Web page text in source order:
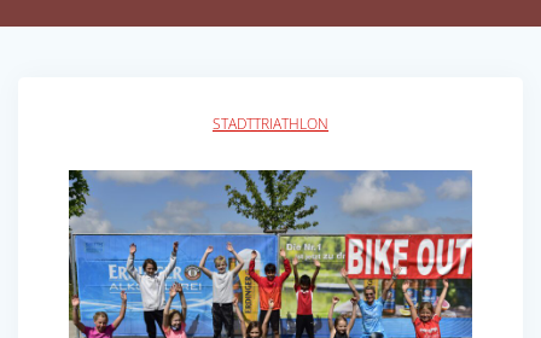
STADTTRIATHLON